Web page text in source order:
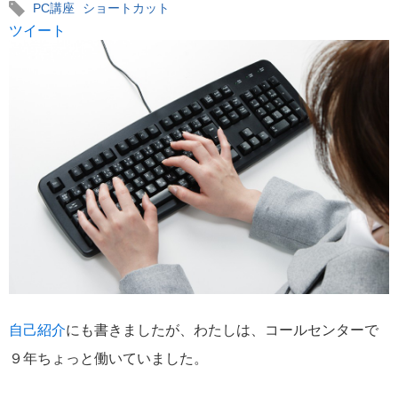
PC講座 ショートカット
ツイート
自己紹介にも書きましたが、わたしは、コールセンターで
９年ちょっと働いていました。